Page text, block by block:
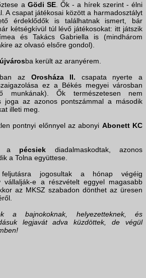
a Gödi SE. Ők - a hírek szerint - élni
A csapat játékosai között a harmadosztályt
érdeklődők is találhatnak ismert, bár
kétségkívül túl lévő játékosokat: itt játszik
és Takács Gabriella is (mindhárom
az olvasó elsőre gondol).
ba került az aranyérem.
ban az Orosháza II. csapata nyerte a
ez a Békés megyei városban
munkának). Ők természetesen nem
joga az azonos pontszámmal a második
illeti meg.
pontnyi előnnyel az abonyi Abonett KC
a pécsiek diadalmaskodtak, azonos
a Tolna együttese.
jogosultak a hónap végéig
vállalják-e a részvételt eggyel magasabb
az MKSZ szabadon dönthet az üresen
a bajnokoknak, helyezetteknek, és
legjavát adva küzdöttek, de végül